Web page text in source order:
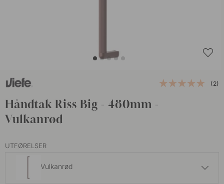
(2)
Håndtak Riss Big - 480mm -
Vulkanrød
UTFØRELSER
Vulkanrød